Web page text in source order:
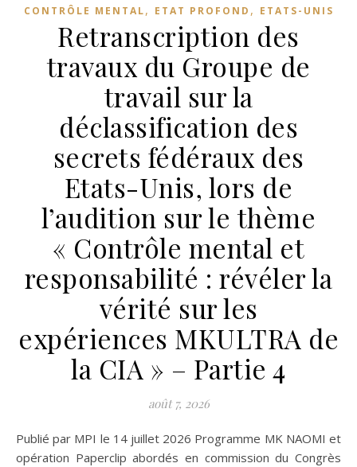
CONTRÔLE MENTAL, ETAT PROFOND , ETATS-UNIS
Retranscription des
travaux du Groupe de
travail sur la
déclassification des
secrets fédéraux des
Etats-Unis, lors de
l’audition sur le thème
« Contrôle mental et
responsabilité : révéler la
vérité sur les
expériences MKULTRA de
la CIA » – Partie 4
août 7, 2026
Publié par MPI le 14 juillet 2026 Programme MK NAOMI et
opération Paperclip abordés en commission du Congrès